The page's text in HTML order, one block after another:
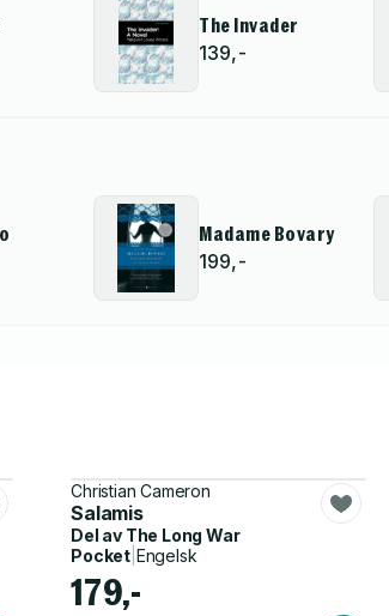
The Invader
139,-
Madame Bovary
199,-
Christian Cameron
Salamis
Del av The Long War
Pocket Engelsk
179,-